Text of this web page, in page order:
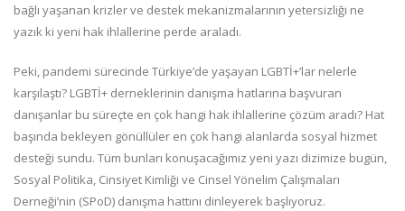
bağlı yaşanan krizler ve destek mekanizmalarının yetersizliği ne
yazık ki yeni hak ihlallerine perde araladı.
Peki, pandemi sürecinde Türkiye’de yaşayan LGBTİ+’lar nelerle
karşılaştı? LGBTİ+ derneklerinin danışma hatlarına başvuran
danışanlar bu süreçte en çok hangi hak ihlallerine çözüm aradı? Hat
başında bekleyen gönüllüler en çok hangi alanlarda sosyal hizmet
desteği sundu. Tüm bunları konuşacağımız yeni yazı dizimize bugün,
Sosyal Politika, Cinsiyet Kimliği ve Cinsel Yönelim Çalışmaları
Derneği’nin (SPoD) danışma hattını dinleyerek başlıyoruz.